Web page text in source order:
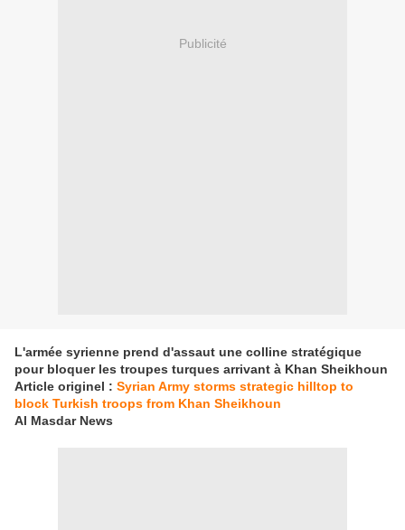
Publicité
L'armée syrienne prend d'assaut une colline stratégique
pour bloquer les troupes turques arrivant à Khan Sheikhoun
Article originel : Syrian Army storms strategic hilltop to
block Turkish troops from Khan Sheikhoun
Al Masdar News